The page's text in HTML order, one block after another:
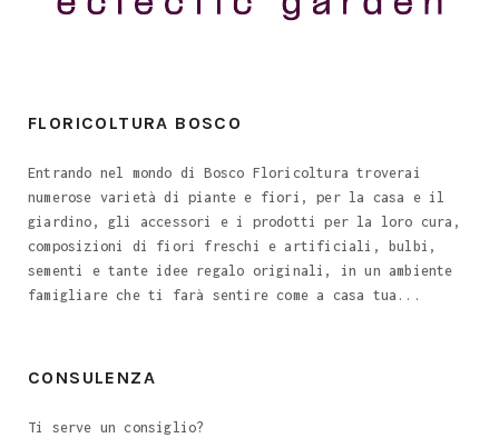
FLORICOLTURA BOSCO
Entrando nel mondo di Bosco Floricoltura troverai
numerose varietà di piante e fiori, per la casa e il
giardino, gli accessori e i prodotti per la loro cura,
composizioni di fiori freschi e artificiali, bulbi,
sementi e tante idee regalo originali, in un ambiente
famigliare che ti farà sentire come a casa tua...
CONSULENZA
Ti serve un consiglio?